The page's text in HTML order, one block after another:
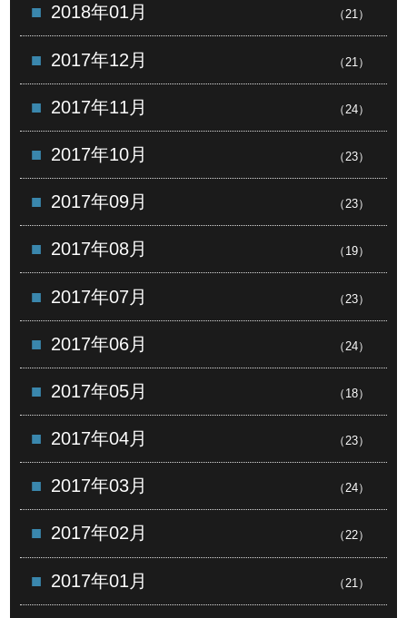
2018年01月 （21）
2017年12月 （21）
2017年11月 （24）
2017年10月 （23）
2017年09月 （23）
2017年08月 （19）
2017年07月 （23）
2017年06月 （24）
2017年05月 （18）
2017年04月 （23）
2017年03月 （24）
2017年02月 （22）
2017年01月 （21）